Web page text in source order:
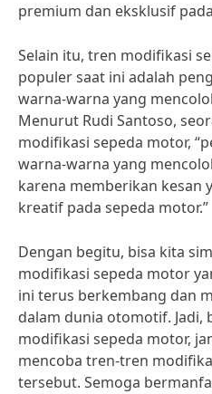
premium dan eksklusif
Selain itu, tren modifikasi
populer saat ini adalah
warna-warna yang
Menurut Rudi Santoso,
modifikasi sepeda motor,
warna-warna yang
karena memberikan kesan
kreatif pada sepeda motor.”
Dengan begitu, bisa kita
modifikasi sepeda motor
ini terus berkembang dan
dalam dunia otomotif. Jadi,
modifikasi sepeda motor,
mencoba tren-tren
tersebut. Semoga